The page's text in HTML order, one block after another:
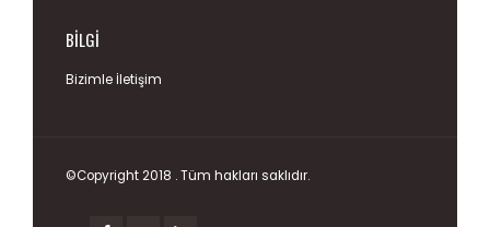
BILGI
Bizimle İletişim
©Copyright 2018 . Tüm hakları saklıdır.